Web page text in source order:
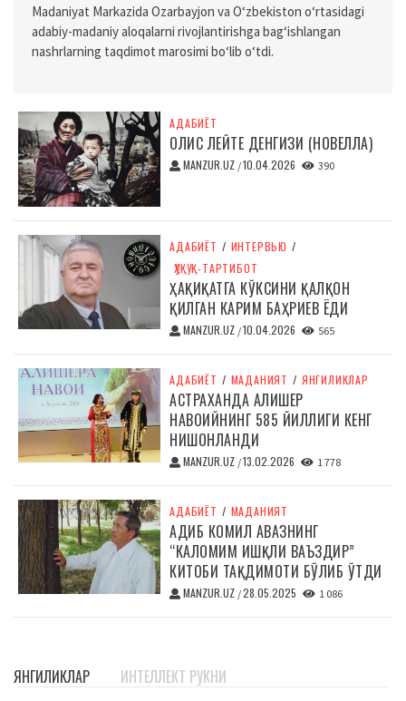
Madaniyat Markazida Ozarbayjon va O‘zbekiston o‘rtasidagi
adabiy-madaniy aloqalarni rivojlantirishga bag‘ishlangan
nashrlarning taqdimot marosimi bo‘lib o‘tdi.
АДАБИЁТ
ОЛИС ЛЕЙТЕ ДЕНГИЗИ (НОВЕЛЛА)
MANZUR.UZ /10.04.2026 390
АДАБИЁТ / ИНТЕРВЬЮ /
ҲУҚУҚ-ТАРТИБОТ
ҲАҚИҚАТГА КЎКСИНИ ҚАЛҚОН
ҚИЛГАН КАРИМ БАҲРИЕВ ЁДИ
MANZUR.UZ /10.04.2026 565
АДАБИЁТ / МАДАНИЯТ / ЯНГИЛИКЛАР
АСТРАХАНДА АЛИШЕР
НАВОИЙНИНГ 585 ЙИЛЛИГИ КЕНГ
НИШОНЛАНДИ
MANZUR.UZ /13.02.2026 1 778
АДАБИЁТ / МАДАНИЯТ
АДИБ КОМИЛ АВАЗНИНГ
“КАЛОМИМ ИШҚЛИ ВАЪЗДИР”
КИТОБИ ТАҚДИМОТИ БЎЛИБ ЎТДИ
MANZUR.UZ /28.05.2025 1 086
ЯНГИЛИКЛАР ИНТЕЛЛЕКТ РУКНИ